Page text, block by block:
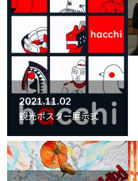
2021.11.02
観光ポスター展示式